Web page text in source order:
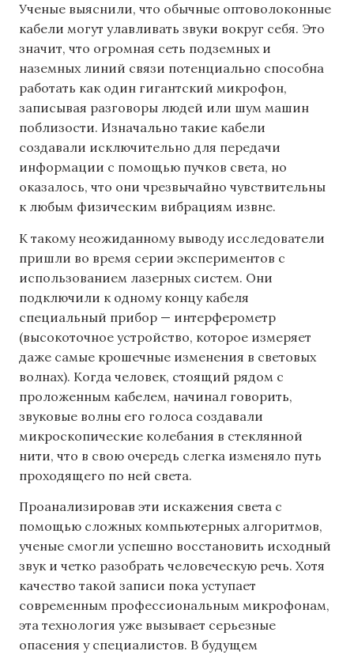
Ученые выяснили, что обычные оптоволоконные
кабели могут улавливать звуки вокруг себя. Это
значит, что огромная сеть подземных и
наземных линий связи потенциально способна
работать как один гигантский микрофон,
записывая разговоры людей или шум машин
поблизости. Изначально такие кабели
создавали исключительно для передачи
информации с помощью пучков света, но
оказалось, что они чрезвычайно чувствительны
к любым физическим вибрациям извне.
К такому неожиданному выводу исследователи
пришли во время серии экспериментов с
использованием лазерных систем. Они
подключили к одному концу кабеля
специальный прибор — интерферометр
(высокоточное устройство, которое измеряет
даже самые крошечные изменения в световых
волнах). Когда человек, стоящий рядом с
проложенным кабелем, начинал говорить,
звуковые волны его голоса создавали
микроскопические колебания в стеклянной
нити, что в свою очередь слегка изменяло путь
проходящего по ней света.
Проанализировав эти искажения света с
помощью сложных компьютерных алгоритмов,
ученые смогли успешно восстановить исходный
звук и четко разобрать человеческую речь. Хотя
качество такой записи пока уступает
современным профессиональным микрофонам,
эта технология уже вызывает серьезные
опасения у специалистов. В будущем